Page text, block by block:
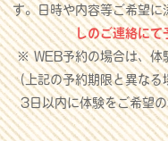
す。日時や内容等ご希望に
しのご連絡にて
※ WEB予約の場合は、体
（上記の予約期限と異なる
3日以内に体験をご希望